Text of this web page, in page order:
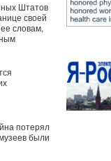
Штатов
своей
словам,
потерял
были